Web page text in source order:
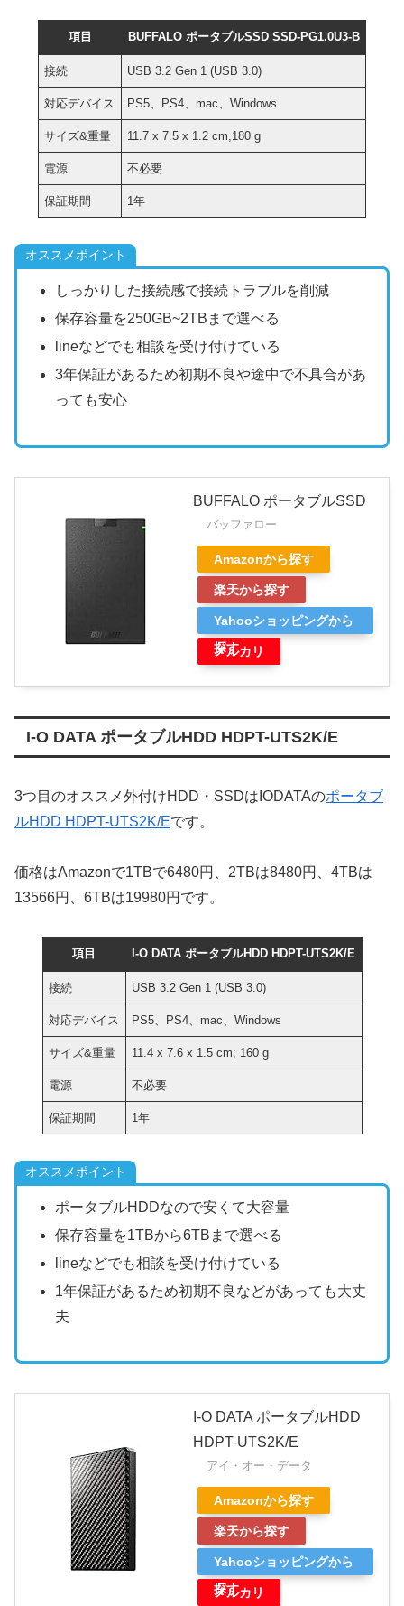
項目 BUFFALO ポータブルSSD SSD-PG1.0U3-B
接続 USB 3.2 Gen 1 (USB 3.0)
対応デバイス PS5、PS4、mac、Windows
サイズ&重量 ‎11.7 x 7.5 x 1.2 cm,‎180 g
電源 不必要
保証期間 1年
オススメポイント
しっかりした接続感で接続トラブルを削減
保存容量を250GB~2TBまで選べる
lineなどでも相談を受け付けている
3年保証があるため初期不良や途中で不具合があ
っても安心
BUFFALO ポータブルSSD
バッファロー
Amazonから探す
楽天から探す
Yahooショッピングから
探す
メルカリ
I-O DATA ポータブルHDD HDPT-UTS2K/E
3つ目のオススメ外付けHDD・SSDはIODATAのポータブ
ルHDD HDPT-UTS2K/Eです。
価格はAmazonで1TBで6480円、2TBは8480円、4TBは
13566円、6TBは19980円です。
項目 I-O DATA ポータブルHDD HDPT-UTS2K/E
接続 USB 3.2 Gen 1 (USB 3.0)
対応デバイス PS5、PS4、mac、Windows
サイズ&重量 ‎‎11.4 x 7.6 x 1.5 cm; 160 g
電源 不必要
保証期間 1年
オススメポイント
ポータブルHDDなので安くて大容量
保存容量を1TBから6TBまで選べる
lineなどでも相談を受け付けている
1年保証があるため初期不良などがあっても大丈
夫
I-O DATA ポータブルHDD
HDPT-UTS2K/E
アイ・オー・データ
Amazonから探す
楽天から探す
Yahooショッピングから
探す
メルカリ